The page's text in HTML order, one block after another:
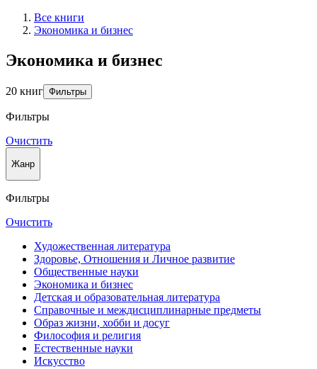
Все книги
Экономика и бизнес
Экономика и бизнес
20 книг Фильтры
Фильтры
Очистить
Жанр
Фильтры
Очистить
Художественная литература
Здоровье, Отношения и Личное развитие
Общественные науки
Экономика и бизнес
Детская и образовательная литература
Справочные и междисциплинарные предметы
Образ жизни, хобби и досуг
Философия и религия
Естественные науки
Искусство